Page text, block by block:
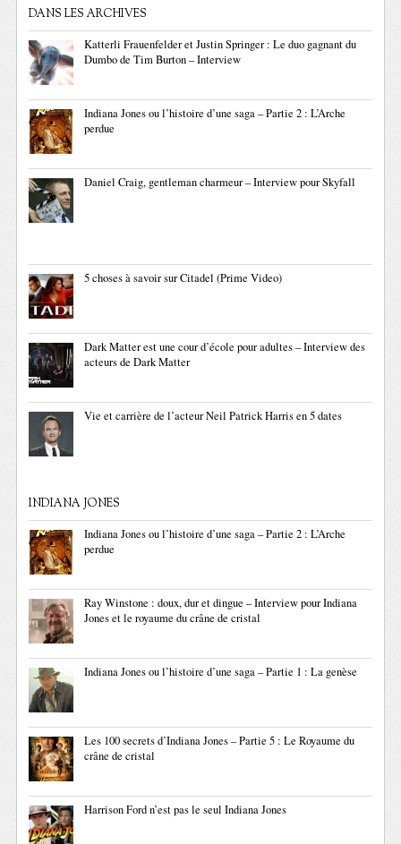
DANS LES ARCHIVES
Katterli Frauenfelder et Justin Springer : Le duo gagnant du
Dumbo de Tim Burton – Interview
Indiana Jones ou l’histoire d’une saga – Partie 2 : L’Arche
perdue
Daniel Craig, gentleman charmeur – Interview pour Skyfall
5 choses à savoir sur Citadel (Prime Video)
Dark Matter est une cour d’école pour adultes – Interview des
acteurs de Dark Matter
Vie et carrière de l’acteur Neil Patrick Harris en 5 dates
INDIANA JONES
Indiana Jones ou l’histoire d’une saga – Partie 2 : L’Arche
perdue
Ray Winstone : doux, dur et dingue – Interview pour Indiana
Jones et le royaume du crâne de cristal
Indiana Jones ou l’histoire d’une saga – Partie 1 : La genèse
Les 100 secrets d’Indiana Jones – Partie 5 : Le Royaume du
crâne de cristal
Harrison Ford n’est pas le seul Indiana Jones